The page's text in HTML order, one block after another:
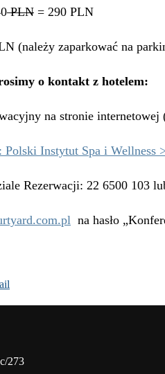
PLN = 290 PLN
(należy zaparkować na
o kontakt z hotelem:
na stronie
Polski Instytut Spa i Wellness
Rezerwacji: 22 6500 103
na hasło
273